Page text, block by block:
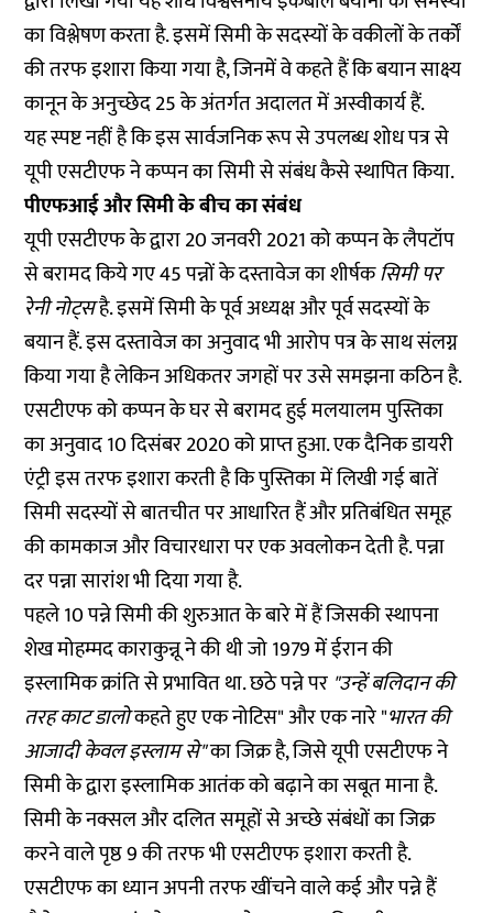
का विश्लेषण करता है. इसमें सिमी के सदस्यों के वकीलों के तर्कों
की तरफ इशारा किया गया है, जिनमें वे कहते हैं कि बयान साक्ष्य
कानून केअनुच्छेद 25के अंतर्गत अदालत में अस्वीकार्य हैं.
यह स्पष्ट नहीं है कि इस सार्वजनिक रूप से उपलब्ध शोध पत्र से
यूपी एसटीएफ ने कप्पन का सिमी से संबंध कैसे स्थापित किया.
पीएफआई और सिमी के बीच का संबंध
यूपी एसटीएफ के द्वारा 20 जनवरी 2021 को कप्पन के लैपटॉप
से बरामद किये गए 45 पन्नों के दस्तावेज का शीर्षकसिमी पर
रेनी नोट्सहै. इसमें सिमी के पूर्व अध्यक्ष और पूर्व सदस्यों के
बयान हैं. इस दस्तावेज का अनुवाद भी आरोप पत्र के साथ संलग्न
किया गया है लेकिन अधिकतर जगहों पर उसे समझना कठिन है.
एसटीएफ को कप्पन के घर से बरामद हुई मलयालम पुस्तिका
का अनुवाद 10 दिसंबर 2020 को प्राप्त हुआ. एक दैनिक डायरी
एंट्री इस तरफ इशारा करती है कि पुस्तिका में लिखी गई बातें
सिमी सदस्यों से बातचीत पर आधारित हैं और प्रतिबंधित समूह
की कामकाज और विचारधारा पर एक अवलोकन देती है. पन्ना
दर पन्ना सारांश भी दिया गया है.
पहले 10 पन्ने सिमी की शुरुआत के बारे में हैं जिसकी स्थापना
शेख मोहम्मद काराकुन्नू ने की थी जो 1979 में ईरान की
इस्लामिक क्रांतिसे प्रभावित था. छठे पन्ने पर "उन्हें बलिदान की
तरह काट डालोकहते हुए एक नोटिस" और एक नारे "भारत की
आजादी केवल इस्लाम से"का जिक्र है, जिसे यूपी एसटीएफ ने
सिमी के द्वारा इस्लामिक आतंक को बढ़ाने का सबूत माना है.
सिमी के नक्सल और दलित समूहों से अच्छे संबंधों का जिक्र
करने वाले पृष्ठ 9 की तरफ भी एसटीएफ इशारा करती है.
एसटीएफ का ध्यान अपनी तरफ खींचने वाले कई और पन्ने हैं